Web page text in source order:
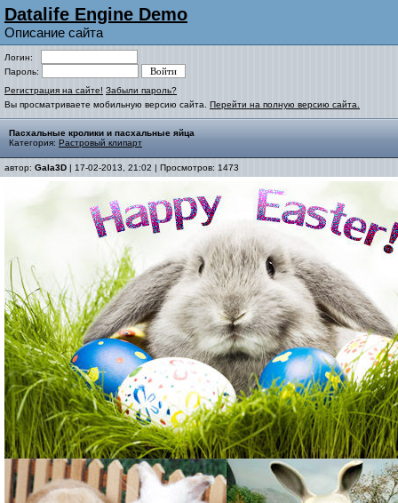
Datalife Engine Demo
Описание сайта
Логин:
Пароль:
Регистрация на сайте! Забыли пароль?
Вы просматриваете мобильную версию сайта. Перейти на полную версию сайта.
Пасхальные кролики и пасхальные яйца
Категория: Растровый клипарт
автор: Gala3D | 17-02-2013, 21:02 | Просмотров: 1473